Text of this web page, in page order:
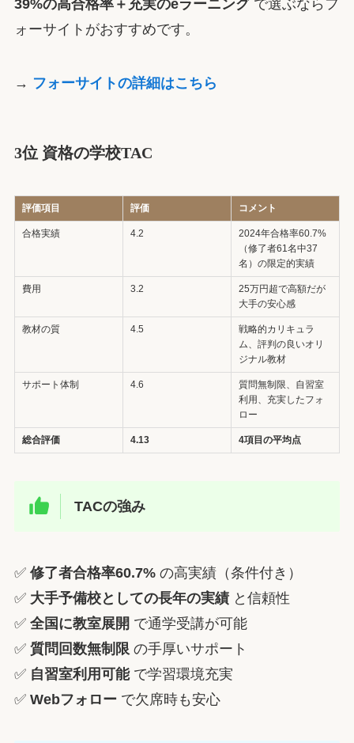
39%の高合格率＋充実のeラーニングで選ぶならフ
ォーサイトがおすすめです。
→ フォーサイトの詳細はこちら
3位 資格の学校TAC
評価項目 評価 コメント
合格実績 4.2
2024年合格率60.7%
（修了者61名中37
名）の限定的実績
費用 3.2
25万円超で高額だが
大手の安心感
教材の質 4.5
戦略的カリキュラ
ム、評判の良いオリ
ジナル教材
サポート体制 4.6
質問無制限、自習室
利用、充実したフォ
ロー
総合評価 4.13 4項目の平均点
TACの強み
✅ 修了者合格率60.7%の高実績（条件付き）
✅ 大手予備校としての長年の実績と信頼性
✅ 全国に教室展開 で通学受講が可能
✅ 質問回数無制限の手厚いサポート
✅ 自習室利用可能で学習環境充実
✅ Webフォロー で欠席時も安心